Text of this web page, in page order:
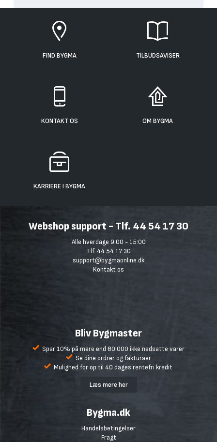
FIND BYGMA TILBUDSAVISER
KONTAKT OS OM BYGMA
KARRIERE I BYGMA
Webshop support - Tlf. 44 54 17 30
Alle hverdage 9:00 - 15:00
Tlf. 44 54 17 30
support@bygmaonline.dk
Kontakt os
Bliv Bygmaster
Spar 10% på mere end 80.000 ikke nedsatte varer
Se dine ordrer og fakturaer
Mulighed for op til 40 dages rentefri kredit
Læs mere her
Bygma.dk
Handelsbetingelser
Fragt